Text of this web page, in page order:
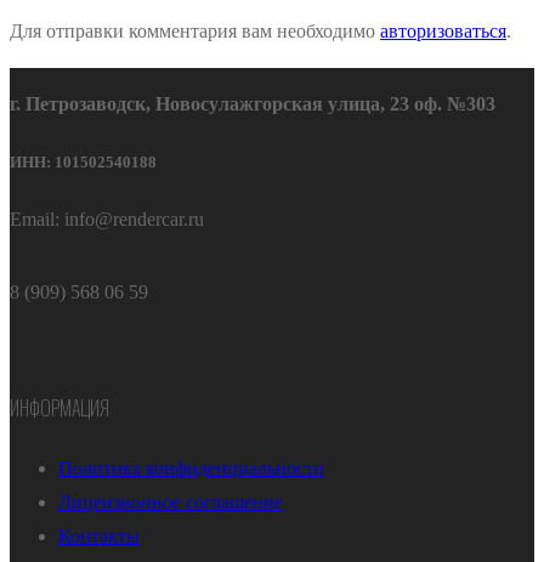
Для отправки комментария вам необходимо авторизоваться.
г. Петрозаводск, Новосулажгорская улица, 23 оф. №303
ИНН: 101502540188
Email: info@rendercar.ru
8 (909) 568 06 59
ИНФОРМАЦИЯ
Политика конфиденциальности
Лицензионное соглашение
Контакты